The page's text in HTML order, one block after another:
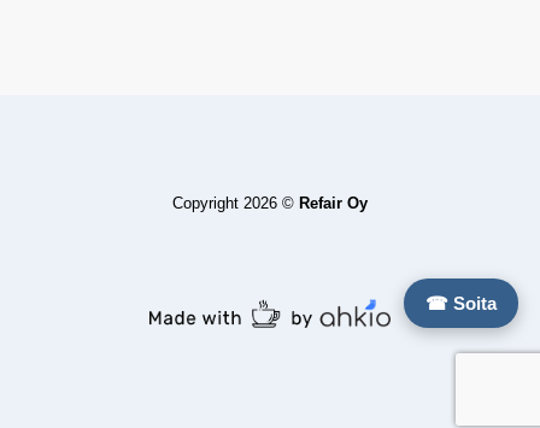
☎ Soita
Copyright 2026 © Refair Oy